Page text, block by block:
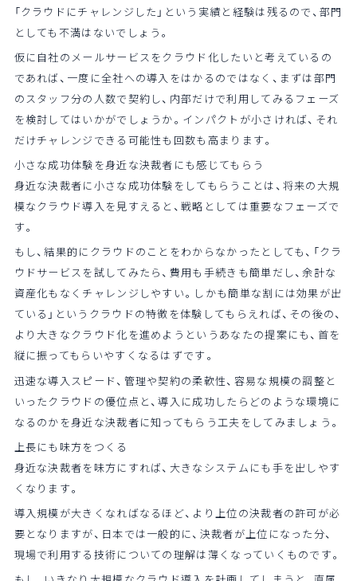
「クラウドにチャレンジした」という実績と経験は残るので、部門
としても不満はないでしょう。
仮に自社のメールサービスをクラウド化したいと考えているの
であれば、一度に全社への導入をはかるのではなく、まずは部門
のスタッフ分の人数で契約し、内部だけで利用してみるフェーズ
を検討してはいかがでしょうか。インパクトが小さければ、それ
だけチャレンジできる可能性も回数も高まります。
小さな成功体験を身近な決裁者にも感じてもらう
身近な決裁者に小さな成功体験をしてもらうことは、将来の大規
模なクラウド導入を見すえると、戦略としては重要なフェーズで
す。
もし、結果的にクラウドのことをわからなかったとしても、「クラ
ウドサービスを試してみたら、費用も手続きも簡単だし、余計な
資産化もなくチャレンジしやすい。しかも簡単な割には効果が出
ている」というクラウドの特徴を体験してもらえれば、その後の、
より大きなクラウド化を進めようというあなたの提案にも、首を
縦に振ってもらいやすくなるはずです。
迅速な導入スピード、管理や契約の柔軟性、容易な規模の調整と
いったクラウドの優位点と、導入に成功したらどのような環境に
なるのかを身近な決裁者に知ってもらう工夫をしてみましょう。
上長にも味方をつくる
身近な決裁者を味方にすれば、大きなシステムにも手を出しやす
くなります。
導入規模が大きくなればなるほど、より上位の決裁者の許可が必
要となりますが、日本では一般的に、決裁者が上位になった分、
現場で利用する技術についての理解は薄くなっていくものです。